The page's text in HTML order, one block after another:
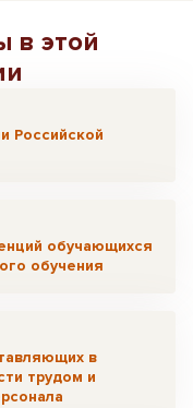
в этой
Российской
обучающихся
обучения
в
трудом и